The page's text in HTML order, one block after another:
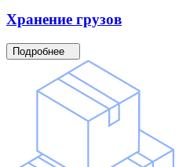
Хранение грузов
Подробнее